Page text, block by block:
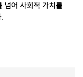
넘어 사회적 가치를